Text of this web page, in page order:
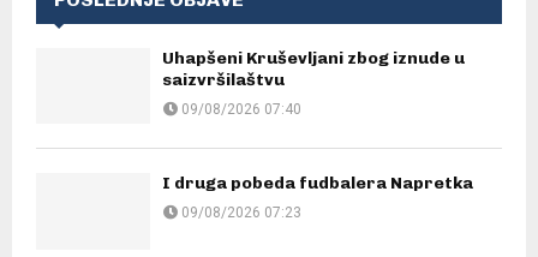
Uhapšeni Kruševljani zbog iznude u
saizvršilaštvu
09/08/2026 07:40
I druga pobeda fudbalera Napretka
09/08/2026 07:23